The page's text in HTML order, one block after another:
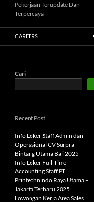
Pekerjaan Terupdate Dan
Terpercaya
CAREERS
Cari
Recent Post
Info Loker Staff Admin dan
Operasional CV Surpra
Bintang Utama Bali 2025
Info Loker Full-Time –
Accounting Staff PT
Printechnindo Raya Utama –
Jakarta Terbaru 2025
Lowongan Kerja Area Sales